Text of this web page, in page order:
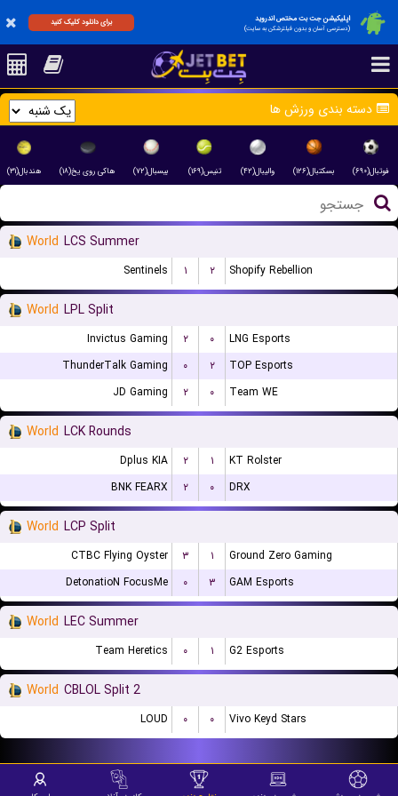
اپلیکیشن جت بت مختص اندروید
(دسترسی آسان و بدون فیلترشکن به سایت)
برای دانلود کلیک کنید
دسته بندی ورزش ها
فوتبال(۶۹۰) بسکتبال(۱۲۶) والیبال(۴۲) تنیس(۱۶۹) بیسبال(۷۲) هاکی روی یخ(۱۸) هندبال(۳۱)
World LCS Summer
Sentinels ۱ ۲ Shopify Rebellion
World LPL Split
Invictus Gaming ۲ ۰
LNG Esports
ThunderTalk Gaming
۰ ۲
TOP Esports
JD Gaming
۲ ۰ Team WE
World LCK Rounds
Dplus KIA ۲ ۱
KT Rolster
BNK FEARX
۲ ۰ DRX
World LCP Split
CTBC Flying Oyster ۳ ۱
Ground Zero Gaming
DetonatioN FocusMe
۰ ۳ GAM Esports
World LEC Summer
Team Heretics ۰ ۱ G2 Esports
World CBLOL Split 2
LOUD ۰ ۰ Vivo Keyd Stars